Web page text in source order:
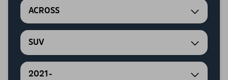
ACROSS
SUV
2021-